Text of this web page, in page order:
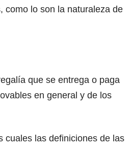
como lo son la naturaleza de
que se entrega o paga
en general y de los
cuales las definiciones de las